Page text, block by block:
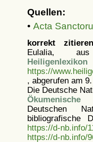
Quellen:
• Acta
korrekt
Eulalia,
Heiligenlexikon
https://
, abgerufen am
Die Deutsche
Ökumenische
Deutschen
bibliografische
https://d-nb.info/
https://d-nb.info/